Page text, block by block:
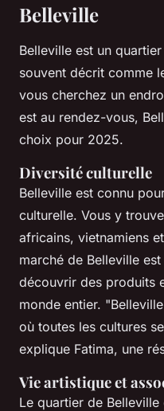
Belleville
Belleville est un
souvent décrit comme
vous cherchez un
est au rendez-vous,
choix pour 2025.
Diversité culturelle
Belleville est connu
culturelle. Vous y
africains, vietnamiens
marché de Belleville
découvrir des produits
monde entier.
où toutes les cultures
explique Fatima, une
Vie artistique et
Le quartier de